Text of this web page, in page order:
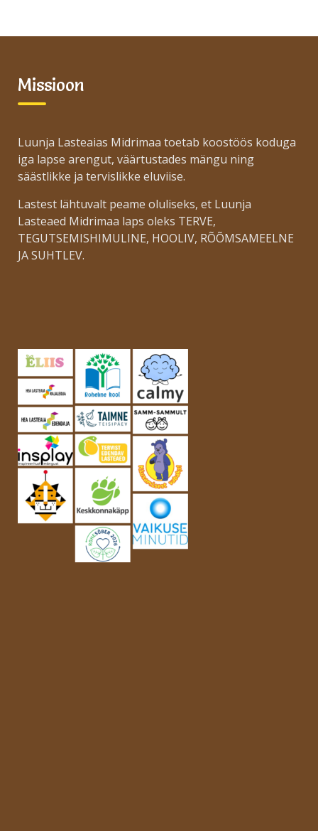
Missioon
Luunja Lasteaias Midrimaa toetab koostöös koduga
iga lapse arengut, väärtustades mängu ning
säästlikke ja tervislikke eluviise.
Lastest lähtuvalt peame oluliseks, et Luunja
Lasteaed Midrimaa laps oleks TERVE,
TEGUTSEMISHIMULINE, HOOLIV, RÕÕMSAMEELNE
JA SUHTLEV.